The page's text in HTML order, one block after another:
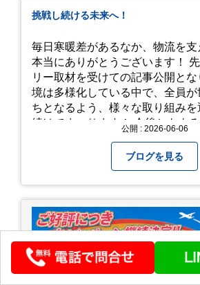
挑戦し続ける未来へ！
毎日寒暖差があるなか、物流を支
本当にありがとうございます！ 先日物流ウィーク
リー取材を受けての記事公開となりま
境は多様化している中で、全員
ちとなるよう、様々な取り組み
続けてまいります！ 今後ともよろしくお願いいた公開 : 2026-06-06
ブログを見る